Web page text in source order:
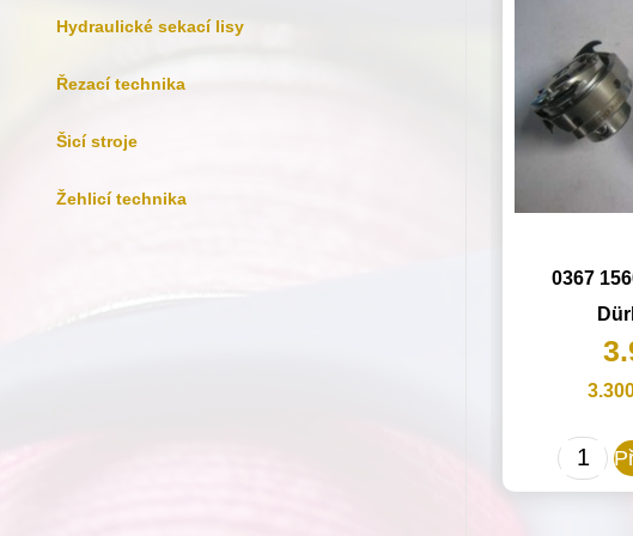
Hydraulické sekací lisy
Řezací technika
Šicí stroje
Žehlicí technika
0367
0367
156034